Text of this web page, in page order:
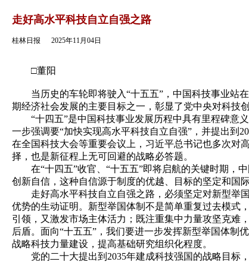
走好高水平科技自立自强之路
桂林日报 2025年11月04日
□董阳
当历史的车轮即将驶入“十五五”，中国科技事业站在
期经济社会发展的主要目标之一，彰显了党中央对科技
“十四五”是中国科技事业发展历程中具有里程碑意义
一步强调要“加快实现高水平科技自立自强”，并提出到
在全国科技大会等重要会议上，习近平总书记也多次对
择，也是新征程上无可回避的战略必答题。
在“十四五”收官、“十五五”即将启航的关键时期，中
创新自信，这种自信源于制度的优越、目标的坚定和国际
走好高水平科技自立自强之路，必须坚定对新型举国
优势的生动证明。新型举国体制不是简单重复过去模式
引领，又激发市场主体活力；既注重集中力量攻坚克难
后盾。面向“十五五”，我们要进一步发挥新型举国体制
战略科技力量建设，提高基础研究组织化程度。
党的二十大提出到2035年建成科技强国的战略目标，